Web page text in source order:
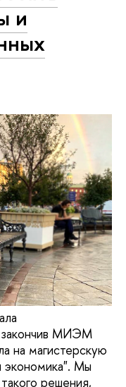
и
МИЭМ
на магистерскую
Мы
решения,